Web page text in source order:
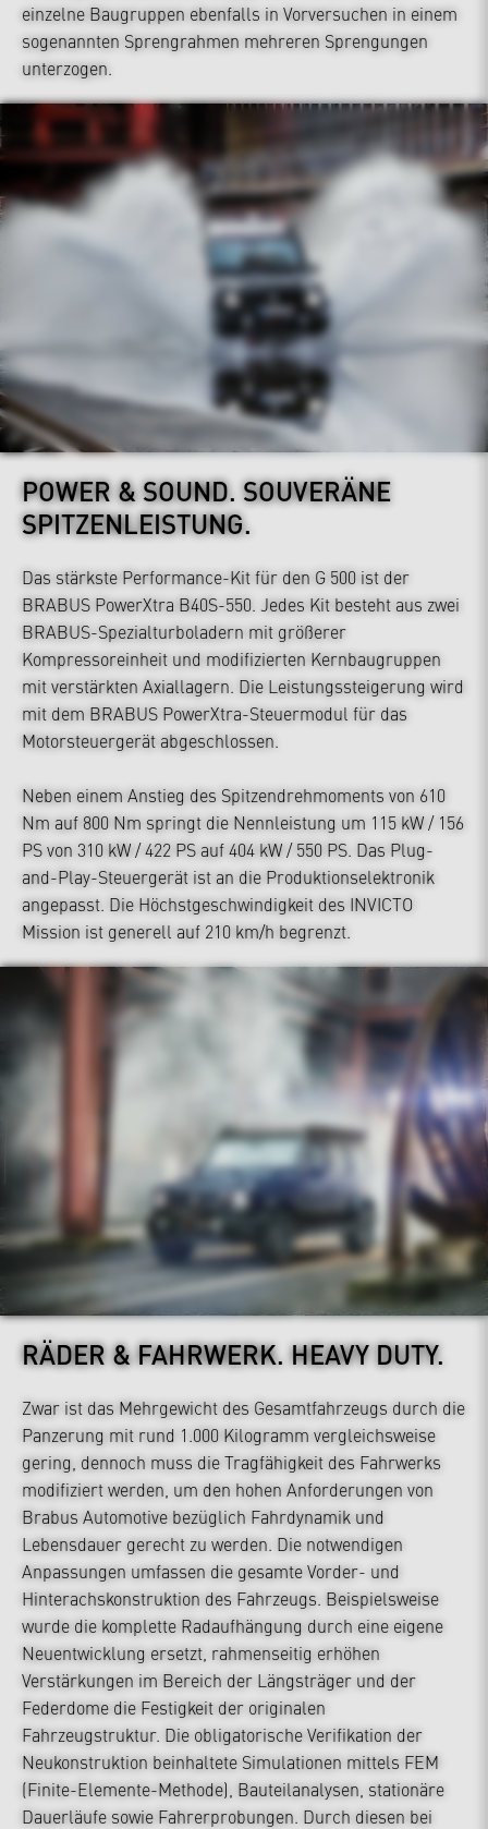
einzelne Baugruppen ebenfalls in Vorversuchen in einem
sogenannten Sprengrahmen mehreren Sprengungen
unterzogen.
POWER & SOUND.SOUVERÄNE
SPITZENLEISTUNG.
Das stärkste Performance-Kit für den G 500 ist der
BRABUS PowerXtra B40S-550. Jedes Kit besteht aus zwei
BRABUS-Spezialturboladern mit größerer
Kompressoreinheit und modifizierten Kernbaugruppen
mit verstärkten Axiallagern. Die Leistungssteigerung wird
mit dem BRABUS PowerXtra-Steuermodul für das
Motorsteuergerät abgeschlossen.
Neben einem Anstieg des Spitzendrehmoments von 610
Nm auf 800 Nm springt die Nennleistung um 115 kW / 156
PS von 310 kW / 422 PS auf 404 kW / 550 PS. Das Plug-
and-Play-Steuergerät ist an die Produktionselektronik
angepasst. Die Höchstgeschwindigkeit des INVICTO
Mission ist generell auf 210 km/h begrenzt.
RÄDER & FAHRWERK.HEAVY DUTY.
Zwar ist das Mehrgewicht des Gesamtfahrzeugs durch die
Panzerung mit rund 1.000 Kilogramm vergleichsweise
gering, dennoch muss die Tragfähigkeit des Fahrwerks
modifiziert werden, um den hohen Anforderungen von
Brabus Automotive bezüglich Fahrdynamik und
Lebensdauer gerecht zu werden. Die notwendigen
Anpassungen umfassen die gesamte Vorder- und
Hinterachskonstruktion des Fahrzeugs. Beispielsweise
wurde die komplette Radaufhängung durch eine eigene
Neuentwicklung ersetzt, rahmenseitig erhöhen
Verstärkungen im Bereich der Längsträger und der
Federdome die Festigkeit der originalen
Fahrzeugstruktur. Die obligatorische Verifikation der
Neukonstruktion beinhaltete Simulationen mittels FEM
(Finite-Elemente-Methode), Bauteilanalysen, stationäre
Dauerläufe sowie Fahrerprobungen. Durch diesen bei